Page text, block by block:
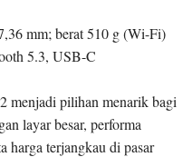
mm; berat 510 g (Wi-Fi)
5.3, USB-C
menjadi pilihan menarik bagi
layar besar, performa
harga terjangkau di pasar